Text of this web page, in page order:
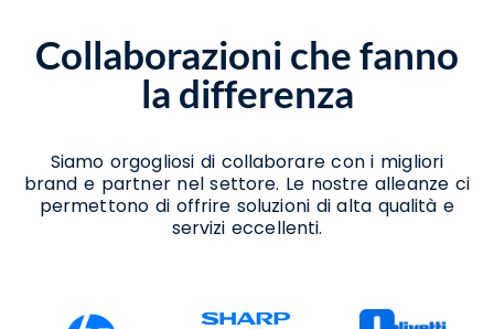
Sannitica
Vendita Stampanti Gioia Sannitica
Vendita Stampanti Termiche Gioia
Sannitica
Collaborazioni che fanno
la differenza
Siamo orgogliosi di collaborare con i migliori
brand e partner nel settore. Le nostre alleanze ci
permettono di offrire soluzioni di alta qualità e
servizi eccellenti.